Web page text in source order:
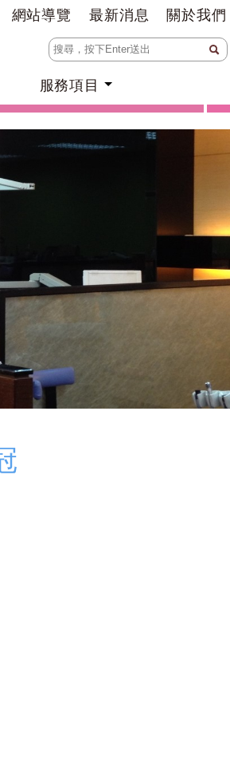
網站導覽 最新消息 關於我們
服務項目